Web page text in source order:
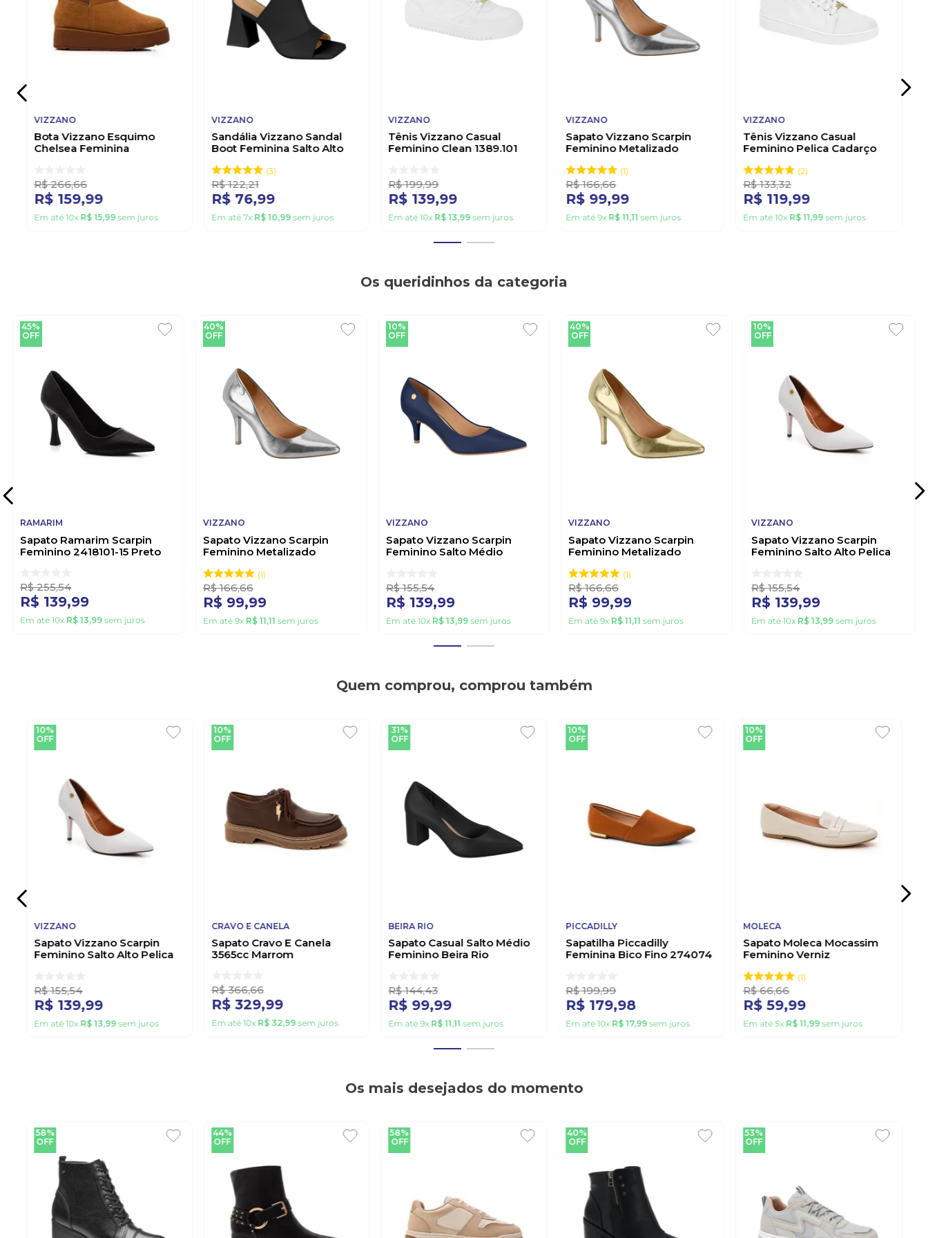
VIZZANO
Bota Vizzano Esquimo
Chelsea Feminina
R$ 266,66
R$ 159,99
Em até10x R$ 15,99sem juros
VIZZANO
Sandália Vizzano Sandal
Boot Feminina Salto Alto
3
R$ 122,21
R$ 76,99
Em até7x R$ 10,99sem juros
VIZZANO
Tênis Vizzano Casual
Feminino Clean 1389.101
R$ 199,99
R$ 139,99
Em até10x R$ 13,99sem juros
VIZZANO
Sapato Vizzano Scarpin
Feminino Metalizado
1
R$ 166,66
R$ 99,99
Em até9x R$ 11,11 sem juros
VIZZANO
Tênis Vizzano Casual
Feminino Pelica Cadarço
2
R$ 133,32
R$ 119,99
Em até10x R$ 11,99sem juros
Os queridinhos da categoria
45%
OFF
RAMARIM
Sapato Ramarim Scarpin
Feminino 2418101-15 Preto
R$ 255,54
R$ 139,99
Em até 10x R$ 13,99sem juros
40%
OFF
VIZZANO
Sapato Vizzano Scarpin
Feminino Metalizado
1
R$ 166,66
R$ 99,99
Em até 9x R$ 11,11 sem juros
10%
OFF
VIZZANO
Sapato Vizzano Scarpin
Feminino Salto Médio
R$ 155,54
R$ 139,99
Em até 10x R$ 13,99sem juros
40%
OFF
VIZZANO
Sapato Vizzano Scarpin
Feminino Metalizado
1
R$ 166,66
R$ 99,99
Em até9x R$ 11,11 sem juros
10%
OFF
VIZZANO
Sapato Vizzano Scarpin
Feminino Salto Alto Pelica
R$ 155,54
R$ 139,99
Em até10x R$ 13,99 sem juros
Quem comprou, comprou também
10%
OFF
VIZZANO
Sapato Vizzano Scarpin
Feminino Salto Alto Pelica
R$ 155,54
R$ 139,99
Em até10x R$ 13,99sem juros
10%
OFF
CRAVO E CANELA
Sapato Cravo E Canela
3565cc Marrom
R$ 366,66
R$ 329,99
Em até10x R$ 32,99sem juros
31%
OFF
BEIRA RIO
Sapato Casual Salto Médio
Feminino Beira Rio
R$ 144,43
R$ 99,99
Em até9x R$ 11,11 sem juros
10%
OFF
PICCADILLY
Sapatilha Piccadilly
Feminina Bico Fino 274074
R$ 199,99
R$ 179,98
Em até10x R$ 17,99sem juros
10%
OFF
MOLECA
Sapato Moleca Mocassim
Feminino Verniz
1
R$ 66,66
R$ 59,99
Em até5x R$ 11,99sem juros
Os mais desejados do momento
58%
OFF
44%
OFF
58%
OFF
40%
OFF
53%
OFF